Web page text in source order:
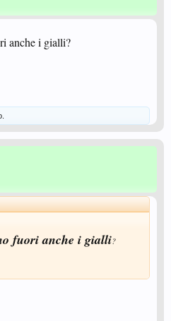
anche i gialli?
fuori anche i gialli?